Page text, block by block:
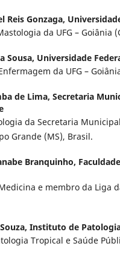
Reis Gonzaga,
da UFG – Goiânia
Sousa, Universidade
da UFG –
de Lima, Secretaria
da Secretaria
Grande (MS), Brasil.
Branquinho,
e membro da Liga
Instituto de
Tropical e Saúde